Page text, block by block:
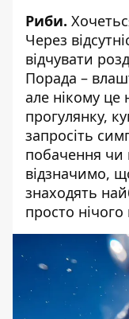
Риби.
Через
відчувати
Порада –
але нікому це
прогулянку,
запросіть
побачення чи
відзначимо,
знаходять
просто